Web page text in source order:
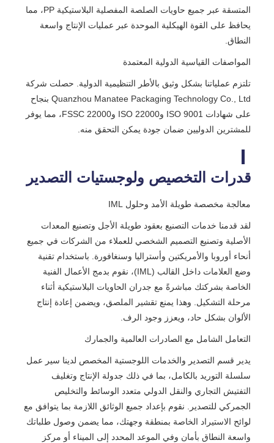
المتسقة عبر جميع حاويات الصلصة المفصلية البلاستيكية PP، مما
يحافظ على القوة الهيكلية الموحدة عبر عمليات الإنتاج واسعة
النطاق.
المواصفات القياسية الدولية المعتمدة
تلتزم عملياتنا بشكل وثيق بالأطر التنظيمية الدولية. حصلت شركة
Quanzhou Manatee Packaging Technology Co., Ltd بنجاح
على شهادات ISO 9001 وISO 22000 وFSSC 22000، مما يوفر
للمشترين الدوليين ضمان جودة يمكن التحقق منه.
قدرات التخصيص ولوجستيات التصدير
معالجة مخصصة طويلة الأمد وحلول IML
لقد قدمنا ​​خدمات التصنيع بعقود طويلة الأجل وتصنيع المعدات
الأصلية وتصنيع التصميم الشخصي للعملاء من الشركات في جميع
أنحاء أوروبا والأمريكتين وأستراليا وسنغافورة. باستخدام تقنية
وضع العلامات داخل القالب (IML)، نقوم بدمج الأعمال الفنية
الخاصة بشركتك مباشرةً مع جدران الحاويات البلاستيكية أثناء
مرحلة التشكيل. وهذا يمنع تقشير الملصق، ويضمن إعادة إنتاج
الألوان بشكل حاد، ويعزز وجود الرف.
التعامل الشامل مع الصادرات العالمية والجمارك
يدير قسم التصدير والخدمات اللوجستية المخصص لدينا سير عمل
سلسلة التوريد بالكامل، بما في ذلك جدولة الإنتاج وتغليف
التفتيش التجاري والنقل الدولي متعدد الوسائط والتخليص
الجمركي للتصدير. نقوم بإعداد جميع الوثائق اللازمة بما يتوافق مع
لوائح الاستيراد الخاصة بمنطقة وجهتك، مما يضمن وصول طلباتك
واسعة النطاق بأمان وفي الموعد المحدد إلى الميناء أو مركز